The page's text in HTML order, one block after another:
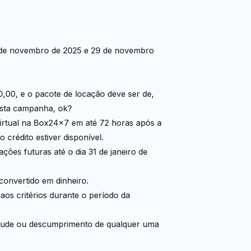
novembro de 2025 e 29 de novembro
e o pacote de locação deve ser de,
campanha, ok?
na Box24x7 em até 72 horas após a
crédito estiver disponível.
futuras até o dia 31 de janeiro de
em dinheiro.
critérios durante o período da
ou descumprimento de qualquer uma